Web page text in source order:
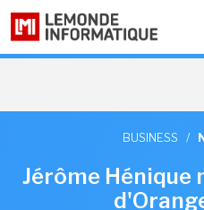
BUSINESS /
Jérôme Hénique